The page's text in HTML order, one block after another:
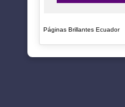
Páginas Brillantes Ecuador